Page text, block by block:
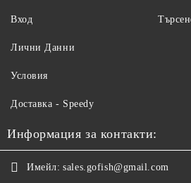
Вход
Лични Данни
Условия
Доставка - Speedy
Информация за контакти:
Имейл: sales.gofish@gmail.com